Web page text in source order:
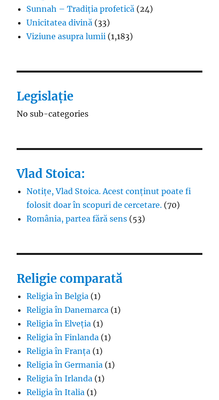
Sunnah – Tradiția profetică (24)
Unicitatea divină (33)
Viziune asupra lumii (1,183)
Legislație
No sub-categories
Vlad Stoica:
Notițe, Vlad Stoica. Acest conținut poate fi
folosit doar în scopuri de cercetare. (70)
România, partea fără sens (53)
Religie comparată
Religia în Belgia (1)
Religia în Danemarca (1)
Religia în Elveția (1)
Religia în Finlanda (1)
Religia în Franța (1)
Religia în Germania (1)
Religia în Irlanda (1)
Religia în Italia (1)